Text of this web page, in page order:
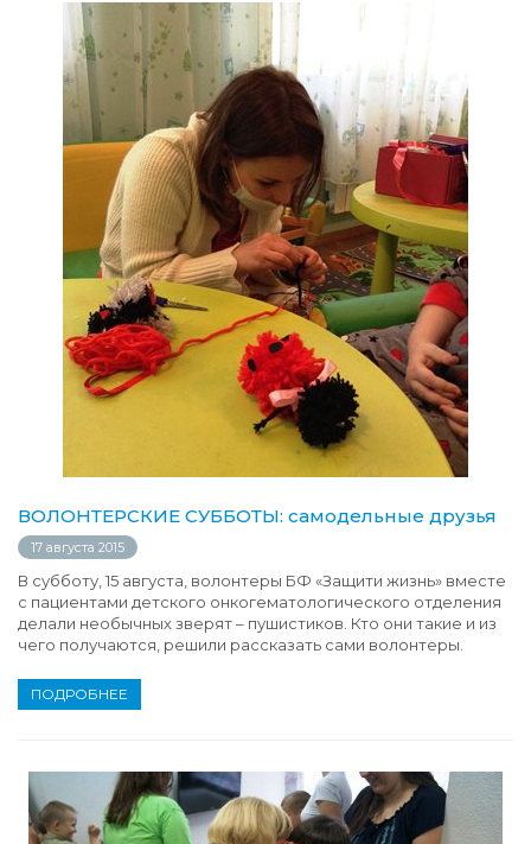
ВОЛОНТЕРСКИЕ СУББОТЫ: самодельные друзья
17 августа 2015
В субботу, 15 августа, волонтеры БФ «Защити жизнь» вместе
с пациентами детского онкогематологического отделения
делали необычных зверят – пушистиков. Кто они такие и из
чего получаются, решили рассказать сами волонтеры.
ПОДРОБНЕЕ